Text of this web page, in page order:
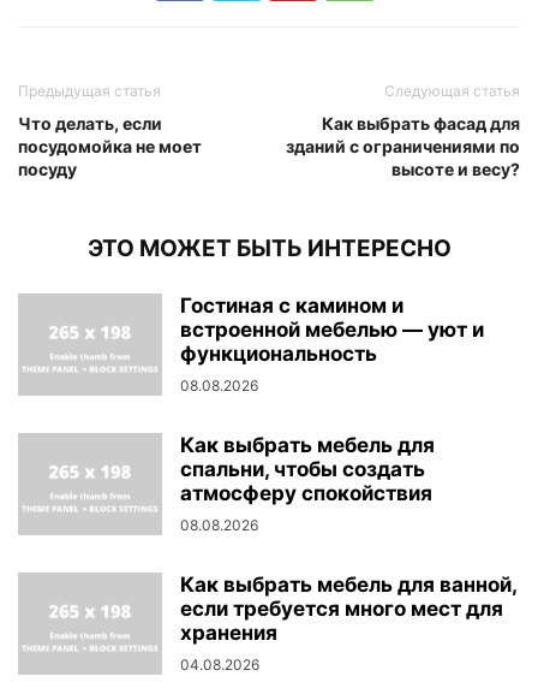
Предыдущая статья
Что делать, если
посудомойка не моет
посуду
Следующая статья
Как выбрать фасад для
зданий с ограничениями по
высоте и весу?
ЭТО МОЖЕТ БЫТЬ ИНТЕРЕСНО
Гостиная с камином и
встроенной мебелью — уют и
функциональность
08.08.2026
Как выбрать мебель для
спальни, чтобы создать
атмосферу спокойствия
08.08.2026
Как выбрать мебель для ванной,
если требуется много мест для
хранения
04.08.2026